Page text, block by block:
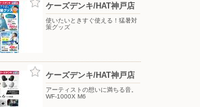
ケーズデンキ/HAT神戸店
使いたいときすぐ使える！猛暑対
策グッズ
ケーズデンキ/HAT神戸店
アーティストの想いに満ちる音。
WF-1000X M6